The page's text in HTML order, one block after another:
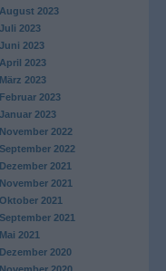
August 2023
Juli 2023
Juni 2023
April 2023
März 2023
Februar 2023
Januar 2023
November 2022
September 2022
Dezember 2021
November 2021
Oktober 2021
September 2021
Mai 2021
Dezember 2020